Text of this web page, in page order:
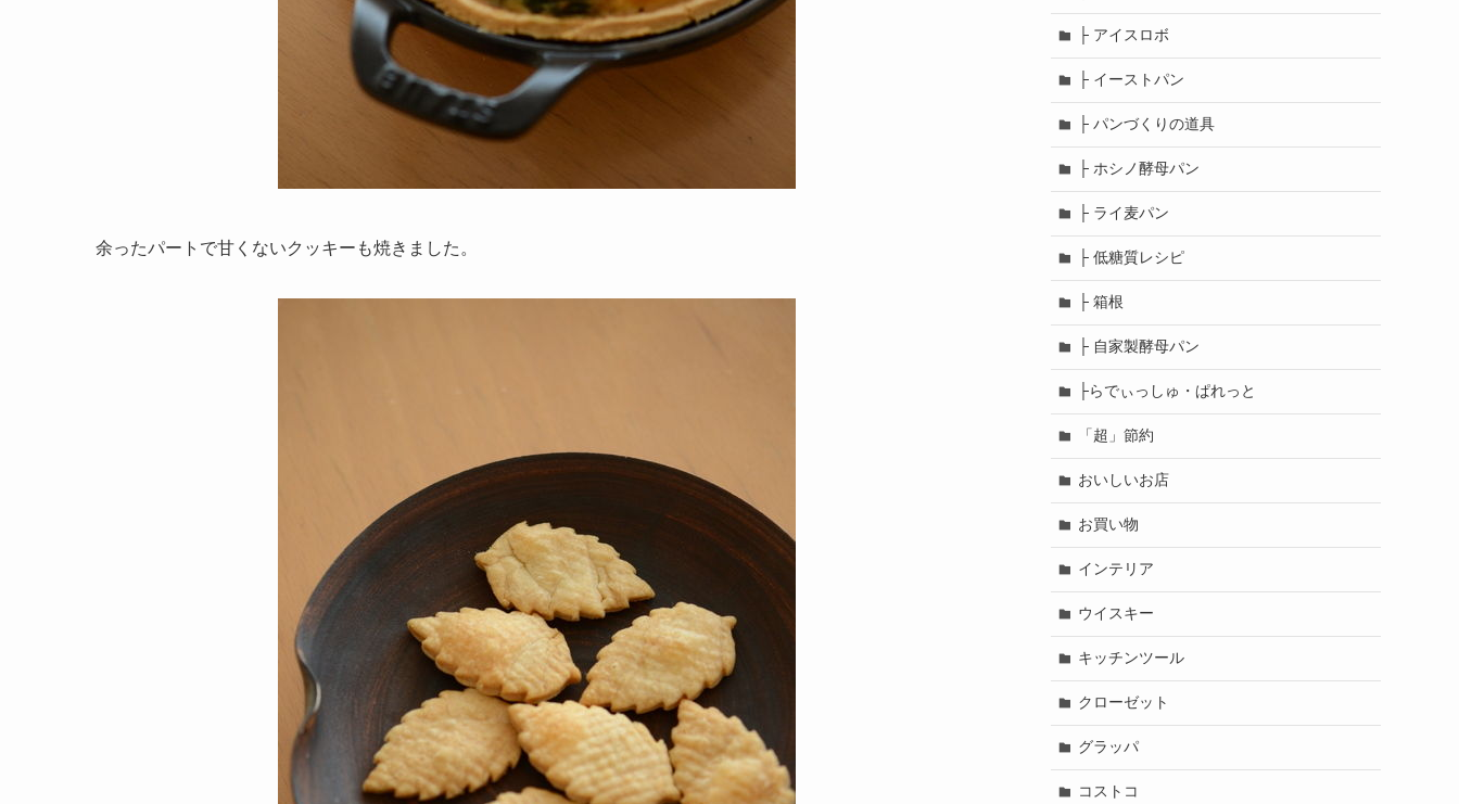
余ったパートで甘くないクッキーも焼きました。
├ アイスロボ
├ イーストパン
├ パンづくりの道具
├ ホシノ酵母パン
├ ライ麦パン
├ 低糖質レシピ
├ 箱根
├ 自家製酵母パン
├らでぃっしゅ・ぱれっと
「超」節約
おいしいお店
お買い物
インテリア
ウイスキー
キッチンツール
クローゼット
グラッパ
コストコ